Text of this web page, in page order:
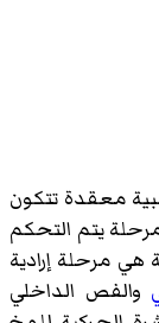
معقدة تتكون
يتم التحكم
هي مرحلة إرادية
والفص الداخلي